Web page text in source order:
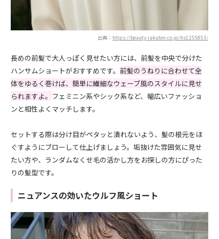
出典： https://beauty.rakuten.co.jp/hs1255853/
長めの前髪で大人っぽく見せたい方には、前髪を中央で分けた
ハンサムショートがおすすめです。 前髪のうねりに合わせて全
体をゆるく巻けば、簡単に繊細なウェーブ風のスタイルに見せ
られますよ。 フェミニン系やシック系など、幅広いファッショ
ンと相性よくマッチします。
セットする際は分け目がペタッと潰れないよう、髪の根元をほ
ぐすようにブローして仕上げましょう。垢抜けた雰囲気に見せ
たい方や、ランダムなくせ毛の活かし方をお探しの方にぴった
りの髪型です。
ニュアンスの効いたウルフ風ショート